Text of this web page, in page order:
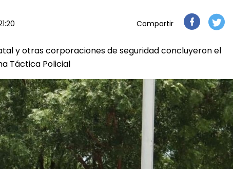
Compartir
y otras corporaciones de seguridad concluyeron el
Táctica Policial